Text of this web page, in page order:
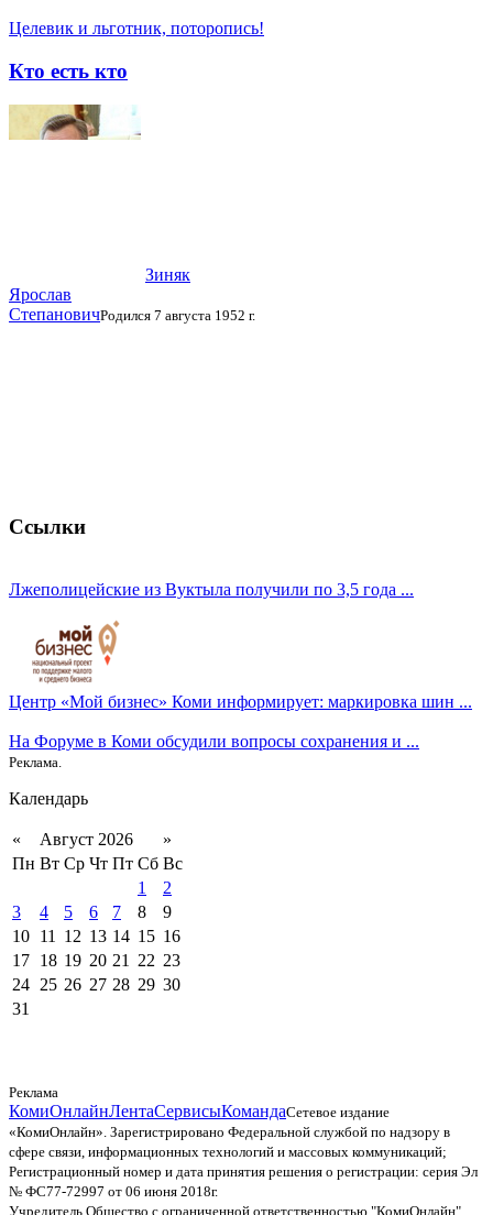
Целевик и льготник, поторопись!
Кто есть кто
Зиняк
Ярослав
СтепановичРодился 7 августа 1952 г.
Ссылки
Лжеполицейские из Вуктыла получили по 3,5 года ...
Центр «Мой бизнес» Коми информирует: маркировка шин ...
На Форуме в Коми обсудили вопросы сохранения и ...
Реклама.
Календарь
« Август 2026
»
Пн Вт Ср Чт Пт Сб Вс
1
2
3
4 5 6 7 8
9
10 11 12 13 14 15 16
17 18 19 20 21 22 23
24 25 26 27 28 29 30
31
Реклама
КомиОнлайнЛентаСервисыКомандаСетевое издание
«КомиОнлайн». Зарегистрировано Федеральной службой по надзору в
сфере связи, информационных технологий и массовых коммуникаций;
Регистрационный номер и дата принятия решения о регистрации: серия Эл
№ ФС77-72997 от 06 июня 2018г.
Учредитель Общество с ограниченной ответственностью "КомиОнлайн"